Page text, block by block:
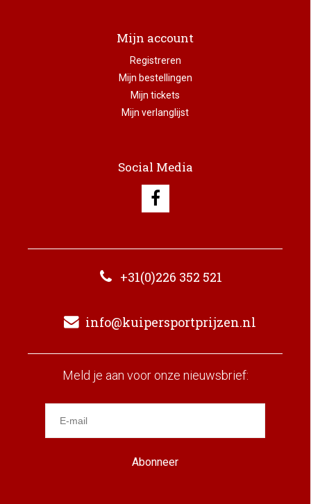
Mijn account
Registreren
Mijn bestellingen
Mijn tickets
Mijn verlanglijst
Social Media
+31(0)226 352 521
info@kuipersportprijzen.nl
Meld je aan voor onze nieuwsbrief:
Abonneer